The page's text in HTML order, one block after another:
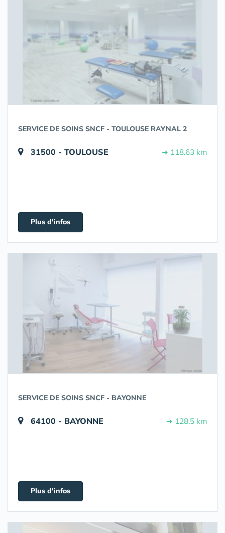
SERVICE DE SOINS SNCF - TOULOUSE RAYNAL 2
31500 - TOULOUSE ➔ 118.63 km
Plus d'infos
SERVICE DE SOINS SNCF - BAYONNE
64100 - BAYONNE ➔ 128.5 km
Plus d'infos